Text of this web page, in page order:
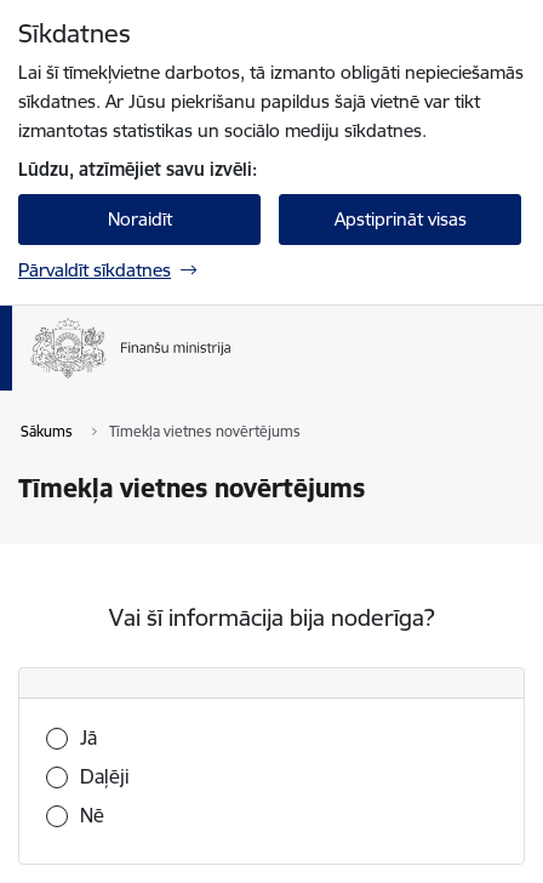
Sīkdatnes
Lai šī tīmekļvietne darbotos, tā izmanto obligāti nepieciešamās
sīkdatnes. Ar Jūsu piekrišanu papildus šajā vietnē var tikt
izmantotas statistikas un sociālo mediju sīkdatnes.
Lūdzu, atzīmējiet savu izvēli:
Noraidīt Apstiprināt visas
Pārvaldīt sīkdatnes
Sākums Tīmekļa vietnes novērtējums
Tīmekļa vietnes novērtējums
Vai šī informācija bija noderīga?
Vai šī informācija bija noderīga?
Jā
Daļēji
Nē